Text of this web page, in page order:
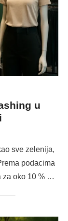
u
sve zelenija,
podacima
za oko 10 % …